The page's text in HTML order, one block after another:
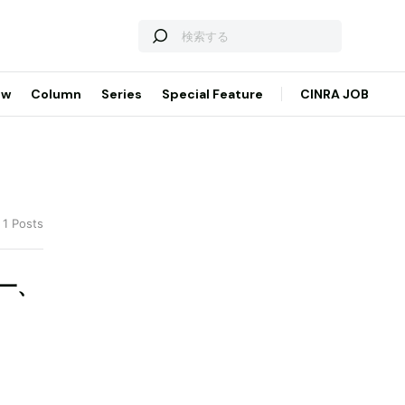
Column Series Special Feature CINRA JOB
Posts
、